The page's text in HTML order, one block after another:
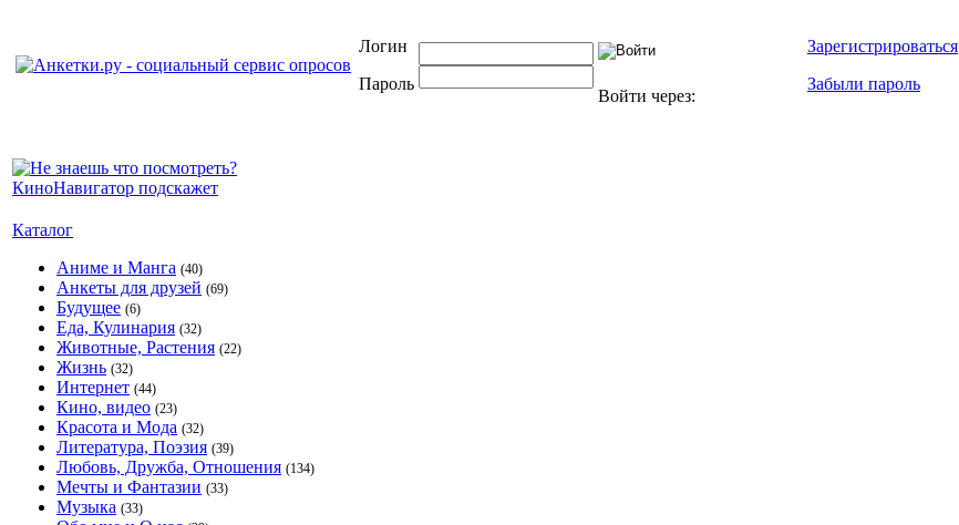
Логин
Пароль
Войти через:
Зарегистрироваться
Забыли пароль
Каталог
Аниме и Манга (40)
Анкеты для друзей (69)
Будущее (6)
Еда, Кулинария (32)
Животные, Растения (22)
Жизнь (32)
Интернет (44)
Кино, видео (23)
Красота и Мода (32)
Литература, Поэзия (39)
Любовь, Дружба, Отношения (134)
Мечты и Фантазии (33)
Музыка (33)